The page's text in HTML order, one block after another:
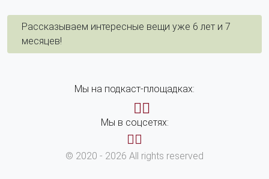
Рассказываем интересные вещи уже 6 лет и 7
месяцев!
Мы на подкаст-площадках:
Мы в соцсетях:
© 2020 - 2026 All rights reserved